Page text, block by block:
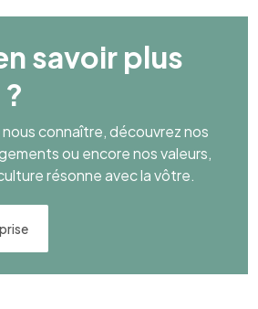
savoir plus
connaître, découvrez nos
ou encore nos valeurs,
résonne avec la vôtre.